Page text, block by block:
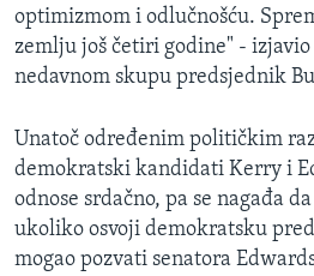
optimizmom i odlučnošću.
zemlju još četiri godine" -
nedavnom skupu predsjednik
Unatoč određenim političkim
demokratski kandidati Kerry i
odnose srdačno, pa se nagađa
ukoliko osvoji demokratsku
mogao pozvati senatora